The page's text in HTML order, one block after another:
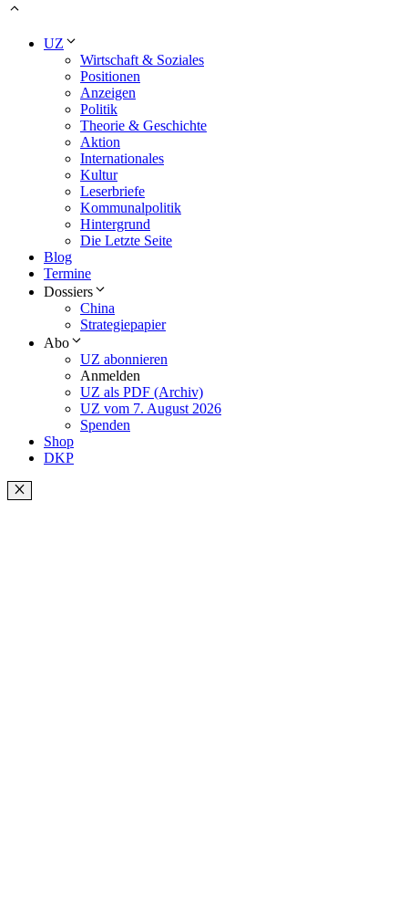
UZ
Wirtschaft & Soziales
Positionen
Anzeigen
Politik
Theorie & Geschichte
Aktion
Internationales
Kultur
Leserbriefe
Kommunalpolitik
Hintergrund
Die Letzte Seite
Blog
Termine
Dossiers
China
Strategiepapier
Abo
UZ abonnieren
Anmelden
UZ als PDF (Archiv)
UZ vom 7. August 2026
Spenden
Shop
DKP
Schließen